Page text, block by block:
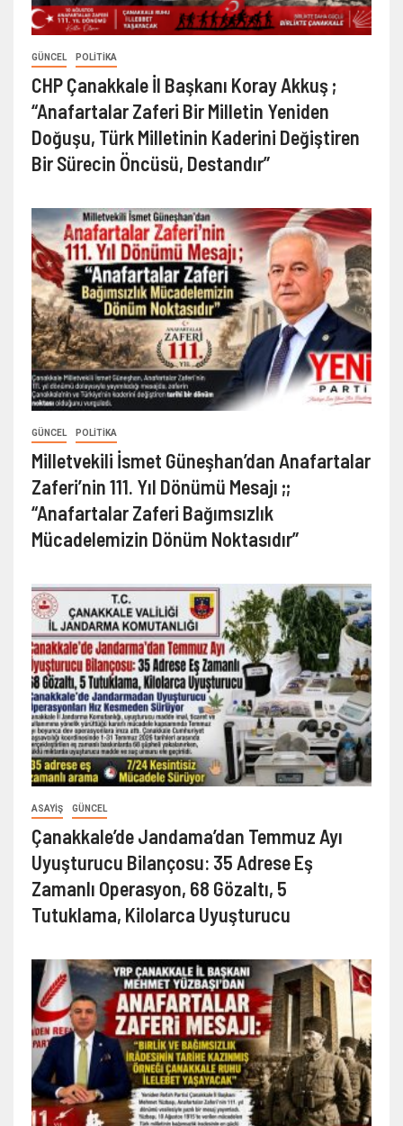
GÜNCEL POLITIKA
CHP Çanakkale İl Başkanı Koray Akkuş ;
“Anafartalar Zaferi Bir Milletin Yeniden
Doğuşu, Türk Milletinin Kaderini Değiştiren
Bir Sürecin Öncüsü, Destandır”
GÜNCEL POLITIKA
Milletvekili İsmet Güneşhan’dan Anafartalar
Zaferi’nin 111. Yıl Dönümü Mesajı ;;
“Anafartalar Zaferi Bağımsızlık
Mücadelemizin Dönüm Noktasıdır”
ASAYIŞ GÜNCEL
Çanakkale’de Jandama’dan Temmuz Ayı
Uyuşturucu Bilançosu: 35 Adrese Eş
Zamanlı Operasyon, 68 Gözaltı, 5
Tutuklama, Kilolarca Uyuşturucu